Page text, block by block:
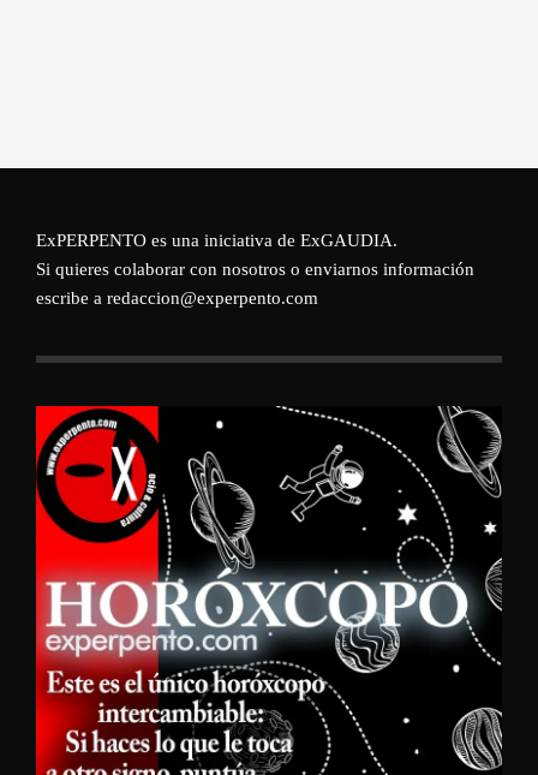
ExPERPENTO es una iniciativa de ExGAUDIA.
Si quieres colaborar con nosotros o enviarnos información
escribe a redaccion@experpento.com